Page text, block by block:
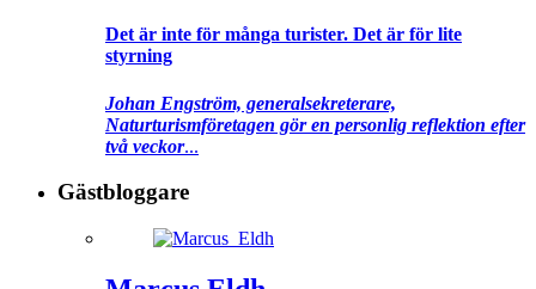
Det är inte för många turister. Det är för lite
styrning
Johan Engström, generalsekreterare,
Naturturismföretagen gör en personlig reflektion efter
två veckor...
Gästbloggare